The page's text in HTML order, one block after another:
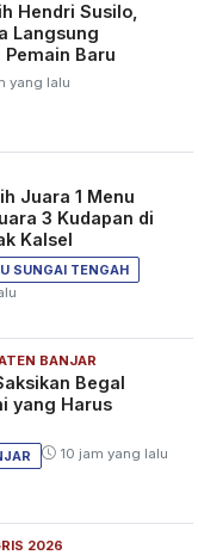
Hendri Susilo,
Langsung
Baru
yang lalu
Juara 1 Menu
3 Kudapan di
Kalsel
SUNGAI TENGAH
BANJAR
Begal
yang Harus
10 jam yang lalu
2026